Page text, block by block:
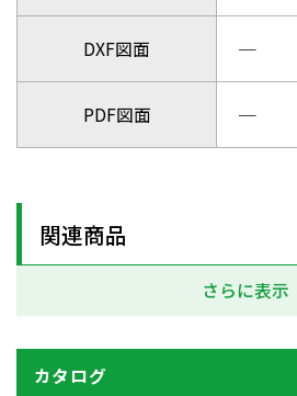
DXF図面 ─
PDF図面 ─
関連商品
さらに表示
カタログ